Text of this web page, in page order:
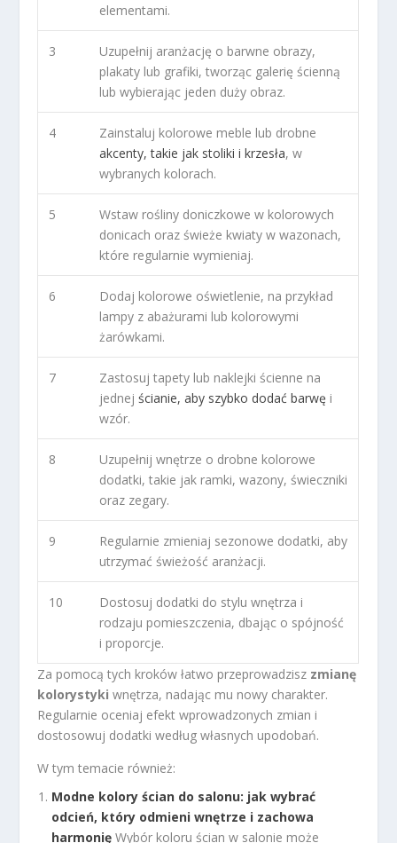
elementami.
3
Uzupełnij aranżację o barwne obrazy,
plakaty lub grafiki, tworząc galerię ścienną
lub wybierając jeden duży obraz.
4
Zainstaluj kolorowe meble lub drobne
akcenty, takie jak stoliki i krzesła, w
wybranych kolorach.
5
Wstaw rośliny doniczkowe w kolorowych
donicach oraz świeże kwiaty w wazonach,
które regularnie wymieniaj.
6
Dodaj kolorowe oświetlenie, na przykład
lampy z abażurami lub kolorowymi
żarówkami.
7
Zastosuj tapety lub naklejki ścienne na
jednejścianie, aby szybko dodać barwę i
wzór.
8
Uzupełnij wnętrze o drobne kolorowe
dodatki, takie jak ramki, wazony, świeczniki
oraz zegary.
9
Regularnie zmieniaj sezonowe dodatki, aby
utrzymać świeżość aranżacji.
10
Dostosuj dodatki do stylu wnętrza i
rodzaju pomieszczenia, dbając o spójność
i proporcje.
Za pomocą tych kroków łatwo przeprowadzisz zmianę
kolorystyki wnętrza, nadając mu nowy charakter.
Regularnie oceniaj efekt wprowadzonych zmian i
dostosowuj dodatki według własnych upodobań.
W tym temacie również:
Modne kolory ścian do salonu: jak wybrać
odcień, który odmieni wnętrze i zachowa
harmonię Wybór koloru ścian w salonie może